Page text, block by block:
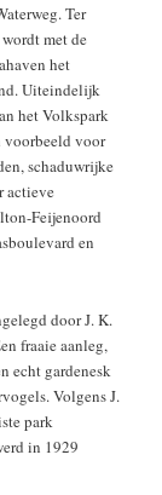
Ter
met de
het
Uiteindelijk
het Volkspark
voorbeeld voor
schaduwrijke
actieve
Feijenoord
en
door J. K.
fraaie aanleg,
echt gardenesk
Volgens J.
park
in 1929